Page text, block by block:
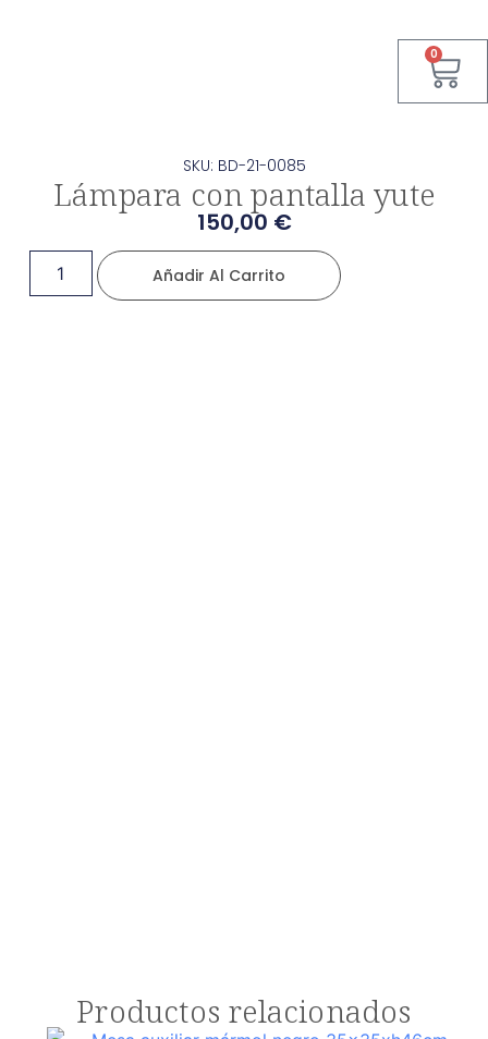
0
SKU: BD-21-0085
Lámpara con pantalla yute
150,00 €
Añadir Al Carrito
Productos relacionados